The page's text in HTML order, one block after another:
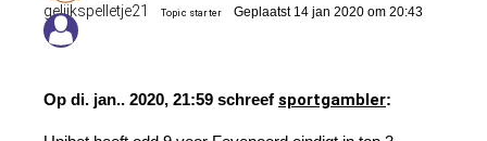
gelijkspelletje21 Topic starter Geplaatst 14 jan 2020 om 20:43
Op di. jan.. 2020, 21:59 schreef sportgambler: